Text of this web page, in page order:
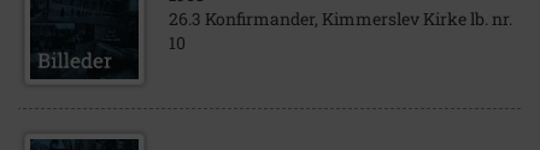
26.3 Konfirmander, Kimmerslev Kirke lb. nr.
10